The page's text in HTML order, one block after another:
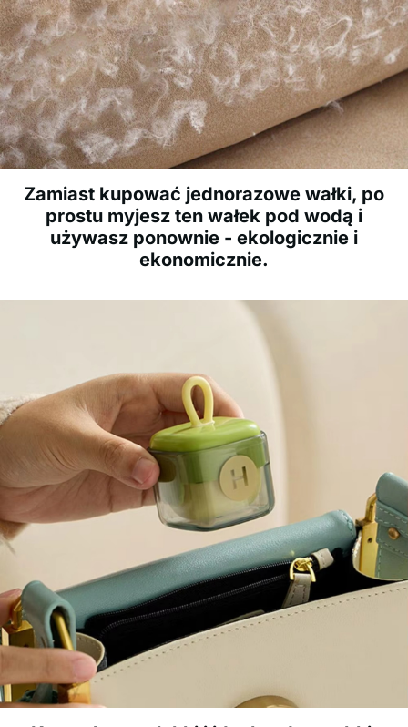
Zamiast kupować jednorazowe wałki, po
prostu myjesz ten wałek pod wodą i
używasz ponownie - ekologicznie i
ekonomicznie.